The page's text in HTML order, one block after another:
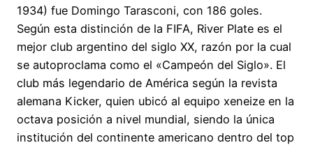
1934) fue Domingo Tarasconi, con 186 goles.
Según esta distinción de la FIFA, River Plate es el
mejor club argentino del siglo XX, razón por la cual
se autoproclama como el «Campeón del Siglo». El
club más legendario de América según la revista
alemana Kicker, quien ubicó al equipo xeneize en la
octava posición a nivel mundial, siendo la única
institución del continente americano dentro del top